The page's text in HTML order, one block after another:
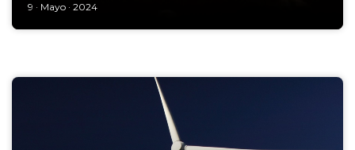
9 · Mayo · 2024